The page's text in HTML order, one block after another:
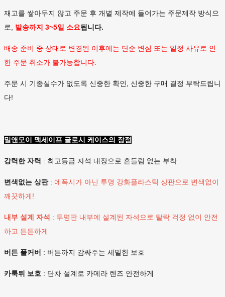
재고를 쌓아두지 않고 주문 후 개별 제작에 들어가는 주문제작 방식으
로,
발송까지 3~5일 소요됩니다.
배송 준비 중 상태로 변경된 이후에는 단순 변심 또는 일정 사유로 인
한 주문 취소가 불가능합니다.
주문 시 기종실수가 없도록 신중한 확인, 신중한 구매 결정 부탁드립니
다!
밀앤모이 맥세이프 글로시 케이스의 장점
강력한 자력 : 최고등급 자석 내장으로 흔들림 없는 부착
변색없는 상판: 에폭시가 아닌 투명 강화플라스틱 상판으로 변색없이
깨끗하게!
내부 설계 자석 : 투명판 내부에 설계된 자석으로 탈락 걱정 없이 안전
하고 튼튼하게
버튼 풀커버 : 버튼까지 감싸주는 세밀한 보호
카툭튀 보호 : 단차 설계로 카메라 렌즈 안전하게